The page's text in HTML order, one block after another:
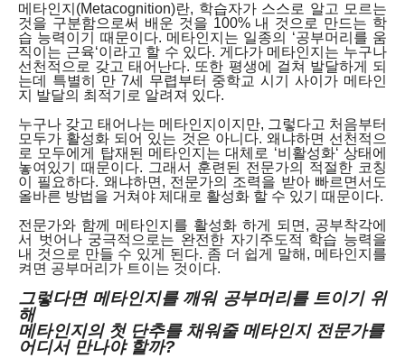
메타인지(Metacognition)란, 학습자가 스스로 알고 모르는
것을 구분함으로써 배운 것을 100% 내 것으로 만드는 학
습 능력이기 때문이다. 메타인지는 일종의 ‘공부머리를 움
직이는 근육‘이라고 할 수 있다. 게다가 메타인지는 누구나
선천적으로 갖고 태어난다. 또한 평생에 걸쳐 발달하게 되
는데 특별히 만 7세 무렵부터 중학교 시기 사이가 메타인
지 발달의 최적기로 알려져 있다.
누구나 갖고 태어나는 메타인지이지만, 그렇다고 처음부터
모두가 활성화 되어 있는 것은 아니다. 왜냐하면 선천적으
로 모두에게 탑재된 메타인지는 대체로 ‘비활성화‘ 상태에
놓여있기 때문이다. 그래서 훈련된 전문가의 적절한 코칭
이 필요하다. 왜냐하면, 전문가의 조력을 받아 빠르면서도
올바른 방법을 거쳐야 제대로 활성화 할 수 있기 때문이다.
전문가와 함께 메타인지를 활성화 하게 되면, 공부착각에
서 벗어나 궁극적으로는 완전한 자기주도적 학습 능력을
내 것으로 만들 수 있게 된다. 좀 더 쉽게 말해, 메타인지를
켜면 공부머리가 트이는 것이다.
그렇다면 메타인지를 깨워 공부머리를 트이기 위
해
메타인지의 첫 단추를 채워줄 메타인지 전문가를
어디서 만나야 할까?